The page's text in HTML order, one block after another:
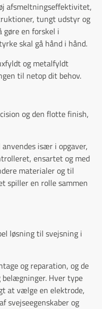
afsmeltningseffektivitet,
tungt udstyr og
gøre en forskel i
skal gå hånd i hånd.
og metalfyldt
til netop dit behov.
og den flotte finish,
især i opgaver,
ensartet og med
materialer og til
spiller en rolle sammen
løsning til svejsning i
og reparation, og de
Hver type
at vælge en elektrode,
svejseegenskaber og